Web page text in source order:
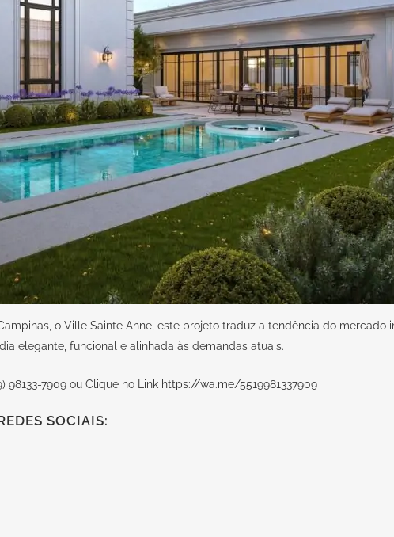
o Ville Sainte Anne, este projeto traduz a tendência do
elegante, funcional e alinhada às demandas atuais.
7909 ou Clique no Link https://wa.me/5519981337909
SOCIAIS: